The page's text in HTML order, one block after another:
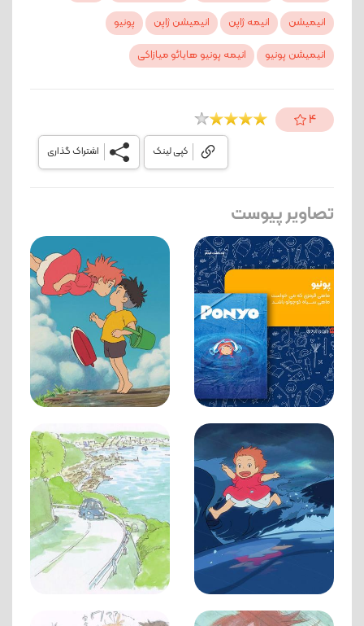
انیمیشن
انیمه ژاپن انیمیشن ژاپن
پونیو
انیمیشن پونیو
انیمه پونیو هایائو میازاکی
4
اشتراک گذاری کپی لینک
تصاویر پیوست